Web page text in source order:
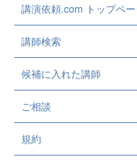
講演依頼.com トップペ
講師検索
候補に入れた講師
ご相談
規約